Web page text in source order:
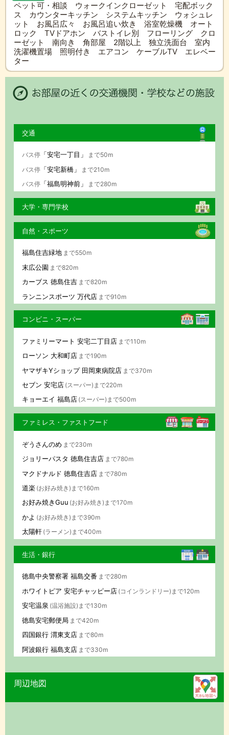
ペット可・相談 ウォークインクローゼット 宅配ボック
ス カウンターキッチン システムキッチン ウォシュレ
ット お風呂広々 お風呂追い炊き 浴室乾燥機 オート
ロック TVドアホン バストイレ別 フローリング クロ
ーゼット 南向き 角部屋 2階以上 独立洗面台 室内
洗濯機置場 照明付き エアコン ケーブルTV エレベー
ター
交通
バス停「安宅一丁目」
まで50m
バス停「安宅新橋」
まで210m
バス停「福島明神前」 まで280m
大学・専門学校
自然・スポーツ
福島住吉緑地 まで550m
末広公園 まで820m
カーブス 徳島住吉 まで820m
ランニンスポーツ 万代店 まで910m
コンビニ・スーパー
ファミリーマート 安宅二丁目店 まで110m
ローソン 大和町店 まで190m
ヤマザキYショップ 田岡東病院店 まで370m
セブン 安宅店 (スーパー)まで220m
キョーエイ 福島店 (スーパー)まで500m
ファミレス・ファストフード
ぞうさんのめ まで230m
ジョリーパスタ 徳島住吉店 まで780m
マクドナルド 徳島住吉店 まで780m
道楽 (お好み焼き)まで160m
お好み焼きGuu (お好み焼き)まで170m
かよ (お好み焼き)まで390m
太陽軒 (ラーメン)まで400m
生活・銀行
徳島中央警察署 福島交番 まで280m
ホワイトピア 安宅チャッピー店 (コインランドリー)まで120m
安宅温泉 (温浴施設)まで130m
徳島安宅郵便局 まで420m
四国銀行 渭東支店 まで80m
阿波銀行 福島支店 まで330m
周辺地図